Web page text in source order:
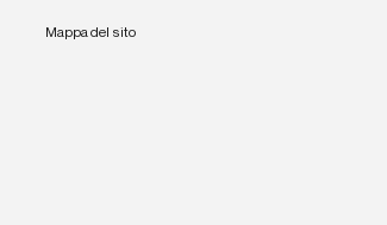
Mappa del sito